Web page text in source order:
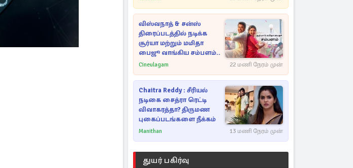
விஸ்வநாத் & சன்ஸ்
திரைப்படத்தில் நடிக்க
சூர்யா மற்றும் மமிதா
பைஜூ வாங்கிய சம்பளம்..
Cineulagam 22 மணி நேரம் முன்
Chaitra Reddy : சீரியல்
நடிகை சைத்ரா ரெட்டி
விவாகரத்தா? திருமண
புகைப்படங்களை நீக்கம்
Manithan 13 மணி நேரம் முன்
துயர் பகிர்வு